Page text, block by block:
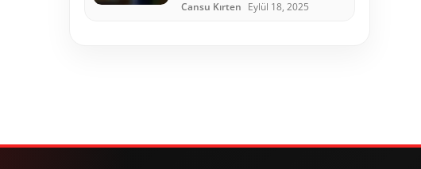
Cansu Kırten Eylül 18, 2025